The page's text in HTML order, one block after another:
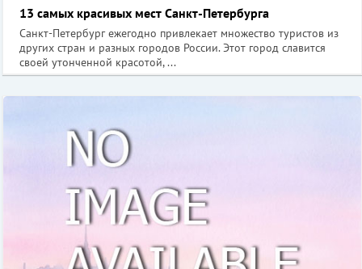
13 самых красивых мест Санкт-Петербурга
Санкт-Петербург ежегодно привлекает множество туристов из
других стран и разных городов России. Этот город славится
своей утонченной красотой, ...